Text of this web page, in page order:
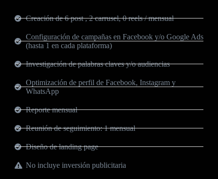
Creación de 6 post , 2 carrusel, 0 reels / mensual
Configuración de campañas en Facebook y/o Google Ads
(hasta 1 en cada plataforma)
Investigación de palabras claves y/o audiencias
Optimización de perfil de Facebook, Instagram y
WhatsApp
Reporte mensual
Reunión de seguimiento: 1 mensual
Diseño de landing page
No incluye inversión publicitaria